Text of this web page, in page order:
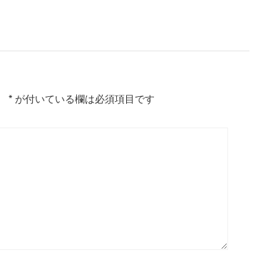
* が付いている欄は必須項目です